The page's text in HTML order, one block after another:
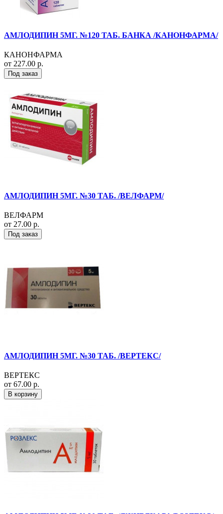
АМЛОДИПИН 5МГ. №120 ТАБ. БАНКА /КАНОНФАРМА/
КАНОНФАРМА
от 227.00 р.
Под заказ
АМЛОДИПИН 5МГ. №30 ТАБ. /ВЕЛФАРМ/
ВЕЛФАРМ
от 27.00 р.
Под заказ
АМЛОДИПИН 5МГ. №30 ТАБ. /ВЕРТЕКС/
ВЕРТЕКС
от 67.00 р.
В корзину